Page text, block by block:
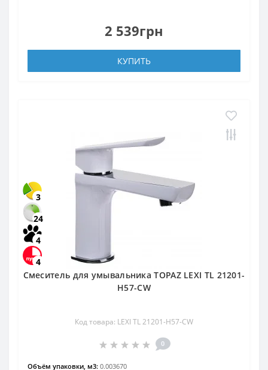
2 539грн
КУПИТЬ
3
24
4
4
Смеситель для умывальника TOPAZ LEXI TL 21201-
H57-CW
Код товара: LEXI TL 21201-H57-CW
0
Объём упаковки, м3: 0.003670